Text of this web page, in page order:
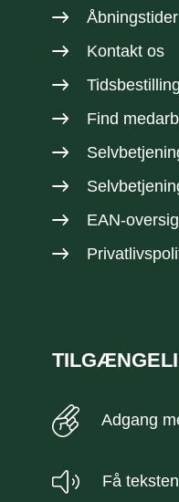
Åbningstider
Kontakt os
Find
EAN-
Adgang
Få